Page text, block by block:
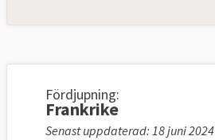
Fördjupning:
Frankrike
Senast uppdaterad: 18 juni 2024